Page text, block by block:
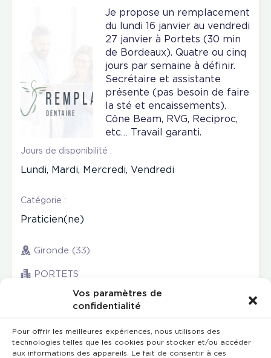
Vos paramètres de
confidentialité
Pour offrir les meilleures expériences, nous utilisons des
technologies telles que les cookies pour stocker et/ou accéder
aux informations des appareils. Le fait de consentir à ces
Je propose un remplacement
du lundi 16 janvier au vendredi
27 janvier à Portets (30 min
de Bordeaux). Quatre ou cinq
jours par semaine à définir.
Secrétaire et assistante
présente (pas besoin de faire
la sté et encaissements).
Cône Beam, RVG, Reciproc,
etc… Travail garanti.
Jours de disponibilité :
Lundi, Mardi, Mercredi, Vendredi
Catégorie :
Praticien(ne)
Gironde (33)
PORTETS